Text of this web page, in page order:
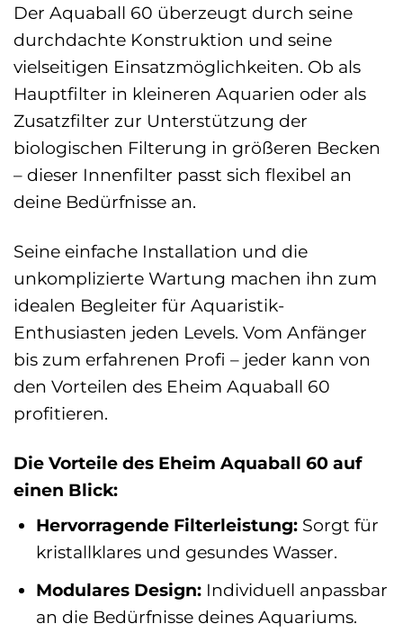
Der Aquaball 60 überzeugt durch seine
durchdachte Konstruktion und seine
vielseitigen Einsatzmöglichkeiten. Ob als
Hauptfilter in kleineren Aquarien oder als
Zusatzfilter zur Unterstützung der
biologischen Filterung in größeren Becken
– dieser Innenfilter passt sich flexibel an
deine Bedürfnisse an.
Seine einfache Installation und die
unkomplizierte Wartung machen ihn zum
idealen Begleiter für Aquaristik-
Enthusiasten jeden Levels. Vom Anfänger
bis zum erfahrenen Profi – jeder kann von
den Vorteilen des Eheim Aquaball 60
profitieren.
Die Vorteile des Eheim Aquaball 60 auf
einen Blick:
Hervorragende Filterleistung:Sorgt für
kristallklares und gesundes Wasser.
Modulares Design:Individuell anpassbar
an die Bedürfnisse deines Aquariums.